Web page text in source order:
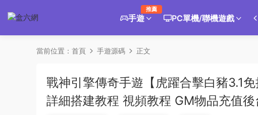
手遊
推薦
PC單機/聯機遊戲
當前位置： 首頁 手遊源碼 正文
戰神引擎傳奇手遊【虎躍合擊白豬3.1
詳細搭建教程 視頻教程 GM物品充值